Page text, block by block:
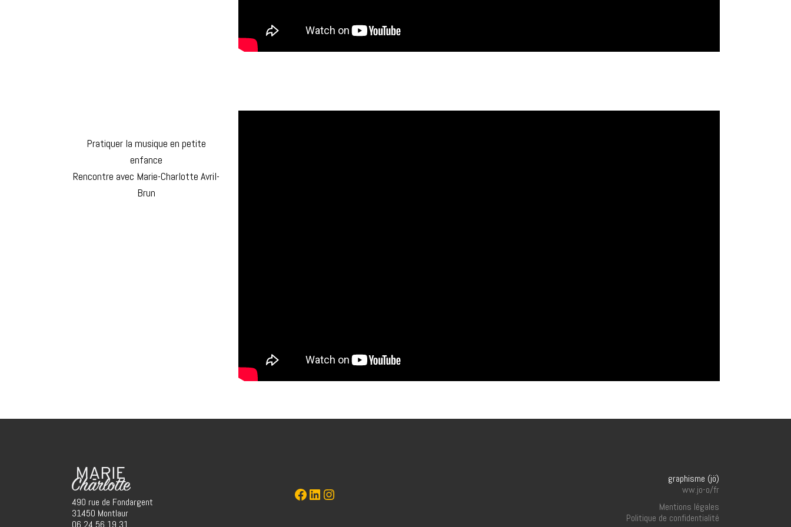
Pratiquer la musique en petite
enfance
Rencontre avec Marie-Charlotte Avril-
Brun
490 rue de Fondargent
31450 Montlaur
06 24 56 19 31
Marie-Charlotte
LinkedIn
Instagram
graphisme (jö)
ww.jo-o/fr
Mentions légales
Politique de confidentialité